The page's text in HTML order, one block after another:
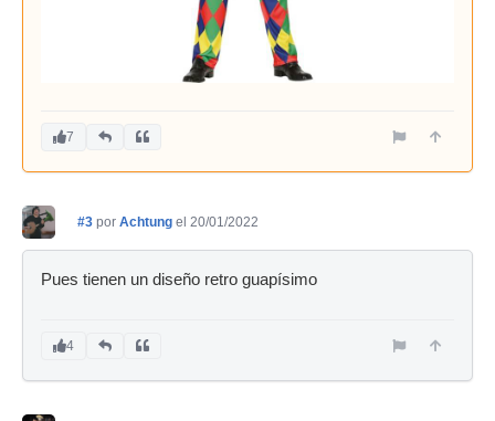
7
#3 por Achtung el 20/01/2022
Pues tienen un diseño retro guapísimo
4